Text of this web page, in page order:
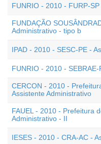
FUNRIO - 2010 - FURP-
FUNDAÇÃO
Administrativo - tipo b
IPAD - 2010 - SESC-PE -
FUNRIO - 2010 -
CERCON - 2010 -
Assistente Administrativo
FAUEL - 2010 - Prefeitura
Administrativo - II
IESES - 2010 - CRA-AC -